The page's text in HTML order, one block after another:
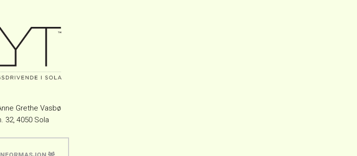
Grethe Vasbø
32, 4050 Sola